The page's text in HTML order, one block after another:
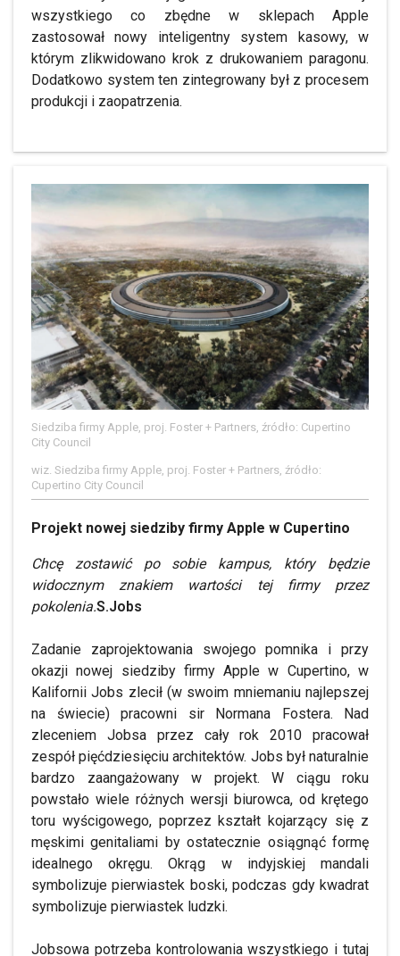
wszystkiego co zbędne w sklepach Apple
zastosował nowy inteligentny system kasowy, w
którym zlikwidowano krok z drukowaniem paragonu.
Dodatkowo system ten zintegrowany był z procesem
produkcji i zaopatrzenia.
Siedziba firmy Apple, proj. Foster + Partners, źródło: Cupertino
City Council
wiz. Siedziba firmy Apple, proj. Foster + Partners, źródło:
Cupertino City Council
Projekt nowej siedziby firmy Apple w Cupertino
Chcę zostawić po sobie kampus, który będzie
widocznym znakiem wartości tej firmy przez
pokolenia.S.Jobs
Zadanie zaprojektowania swojego pomnika i przy
okazji nowej siedziby firmy Apple w Cupertino, w
Kalifornii Jobs zlecił (w swoim mniemaniu najlepszej
na świecie) pracowni sir Normana Fostera. Nad
zleceniem Jobsa przez cały rok 2010 pracował
zespół pięćdziesięciu architektów. Jobs był naturalnie
bardzo zaangażowany w projekt. W ciągu roku
powstało wiele różnych wersji biurowca, od krętego
toru wyścigowego, poprzez kształt kojarzący się z
męskimi genitaliami by ostatecznie osiągnąć formę
idealnego okręgu. Okrąg w indyjskiej mandali
symbolizuje pierwiastek boski, podczas gdy kwadrat
symbolizuje pierwiastek ludzki.
Jobsowa potrzeba kontrolowania wszystkiego i tutaj